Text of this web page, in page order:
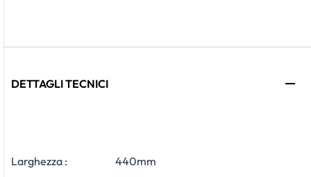
DETTAGLI TECNICI
Larghezza : 440mm